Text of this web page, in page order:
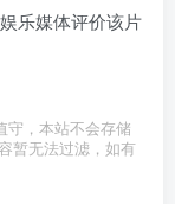
乐媒体评价该片
守，本站不会存储
暂无法过滤，如有